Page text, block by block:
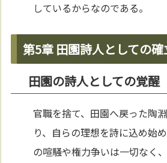
しているからなのである。
第5章 田園詩人としての確
田園の詩人としての覚醒
官職を捨て、田園へ戻った陶淵
り、自らの理想を詩に込め始
の喧騒や権力争いは一切なく